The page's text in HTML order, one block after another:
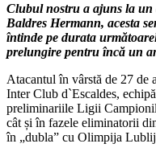
Clubul nostru a ajuns la
Baldres Hermann, acesta
întinde pe durata
prelungire pentru încă un
Atacantul în vârstă de 27 de
Inter Club d`Escaldes,
preliminariile Ligii
cât și în fazele eliminatorii
în „dubla” cu Olimpija